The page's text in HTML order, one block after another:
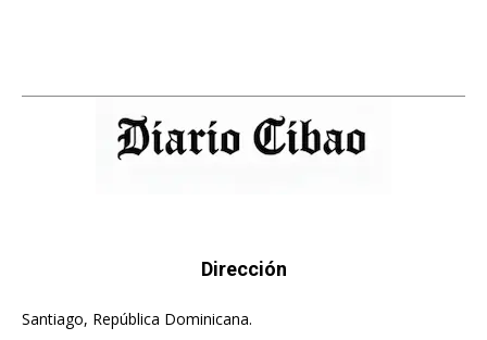
Dirección
Santiago, República Dominicana.